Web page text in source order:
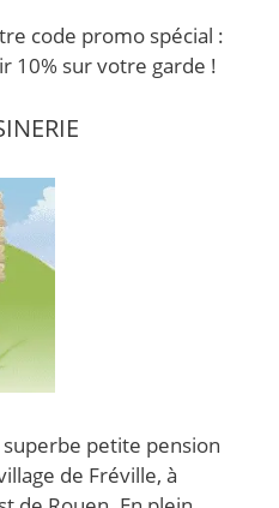
code promo spécial :
10% sur votre garde !
petite pension
de Fréville, à